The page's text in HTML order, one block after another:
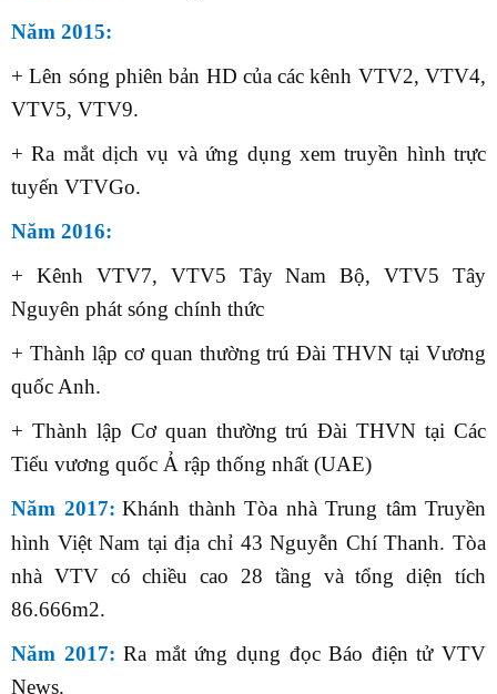
Năm 2015:
+ Lên sóng phiên bản HD của các kênh VTV2, VTV4,
VTV5, VTV9.
+ Ra mắt dịch vụ và ứng dụng xem truyền hình trực
tuyến VTVGo.
Năm 2016:
+ Kênh VTV7, VTV5 Tây Nam Bộ, VTV5 Tây
Nguyên phát sóng chính thức
+ Thành lập cơ quan thường trú Đài THVN tại Vương
quốc Anh.
+ Thành lập Cơ quan thường trú Đài THVN tại Các
Tiểu vương quốc Ả rập thống nhất (UAE)
Năm 2017: Khánh thành Tòa nhà Trung tâm Truyền
hình Việt Nam tạiđịa chỉ 43 Nguyễn Chí Thanh. Tòa
nhà VTV có chiều cao 28 tầng và tổng diện tích
86.666m2.
Năm 2017: Ra mắt ứng dụng đọc Báo điện tử VTV
News.